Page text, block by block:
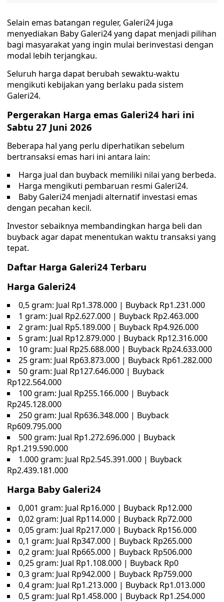
Selain emas batangan reguler, Galeri24 juga
menyediakan Baby Galeri24 yang dapat menjadi pilihan
bagi masyarakat yang ingin mulai berinvestasi dengan
modal lebih terjangkau.
Seluruh harga dapat berubah sewaktu-waktu
mengikuti kebijakan yang berlaku pada sistem
Galeri24.
Pergerakan Harga emas Galeri24 hari ini
Sabtu 27 Juni 2026
Beberapa hal yang perlu diperhatikan sebelum
bertransaksi emas hari ini antara lain:
Harga jual dan buyback memiliki nilai yang berbeda.
Harga mengikuti pembaruan resmi Galeri24.
Baby Galeri24 menjadi alternatif investasi emas
dengan pecahan kecil.
Investor sebaiknya membandingkan harga beli dan
buyback agar dapat menentukan waktu transaksi yang
tepat.
Daftar Harga Galeri24 Terbaru
Harga Galeri24
0,5 gram: Jual Rp1.378.000 | Buyback Rp1.231.000
1 gram: Jual Rp2.627.000 | Buyback Rp2.463.000
2 gram: Jual Rp5.189.000 | Buyback Rp4.926.000
5 gram: Jual Rp12.879.000 | Buyback Rp12.316.000
10 gram: Jual Rp25.688.000 | Buyback Rp24.633.000
25 gram: Jual Rp63.873.000 | Buyback Rp61.282.000
50 gram: Jual Rp127.646.000 | Buyback
Rp122.564.000
100 gram: Jual Rp255.166.000 | Buyback
Rp245.128.000
250 gram: Jual Rp636.348.000 | Buyback
Rp609.795.000
500 gram: Jual Rp1.272.696.000 | Buyback
Rp1.219.590.000
1.000 gram: Jual Rp2.545.391.000 | Buyback
Rp2.439.181.000
Harga Baby Galeri24
0,001 gram: Jual Rp16.000 | Buyback Rp12.000
0,02 gram: Jual Rp114.000 | Buyback Rp72.000
0,05 gram: Jual Rp217.000 | Buyback Rp156.000
0,1 gram: Jual Rp347.000 | Buyback Rp265.000
0,2 gram: Jual Rp665.000 | Buyback Rp506.000
0,25 gram: Jual Rp1.108.000 | Buyback Rp0
0,3 gram: Jual Rp942.000 | Buyback Rp759.000
0,4 gram: Jual Rp1.213.000 | Buyback Rp1.013.000
0,5 gram: Jual Rp1.458.000 | Buyback Rp1.254.000